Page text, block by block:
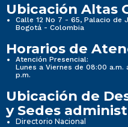
Ubicación Altas
Calle 12 No 7 - 65, Palacio de
Bogotá - Colombia
Horarios de
Atención Presencial:
Lunes a Viernes de 08:00 a.m.
p.m.
Ubicación de
y Sedes
Directorio Nacional